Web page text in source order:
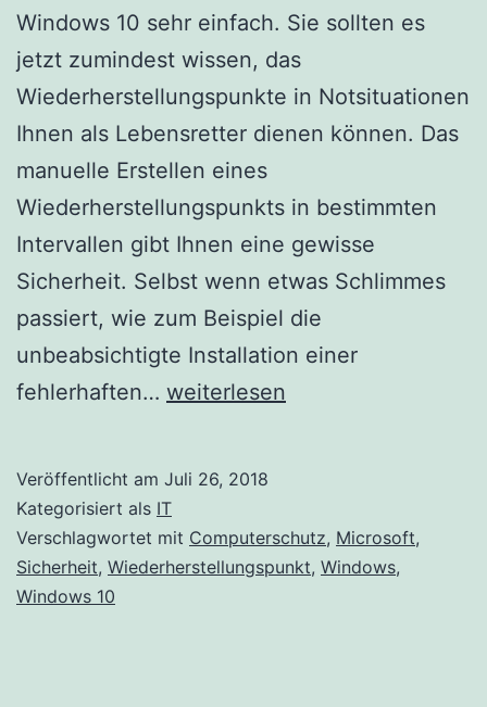
Windows 10 sehr einfach. Sie sollten es
jetzt zumindest wissen, das
Wiederherstellungspunkte in Notsituationen
Ihnen als Lebensretter dienen können. Das
manuelle Erstellen eines
Wiederherstellungspunkts in bestimmten
Intervallen gibt Ihnen eine gewisse
Sicherheit. Selbst wenn etwas Schlimmes
passiert, wie zum Beispiel die
unbeabsichtigte Installation einer
fehlerhaften… Erstellen
in
Windows
10
weiterlesen
Veröffentlicht am Juli 26, 2018
Kategorisiert als IT
Verschlagwortet mit Computerschutz, Microsoft,
Sicherheit, Wiederherstellungspunkt, Windows,
Windows 10